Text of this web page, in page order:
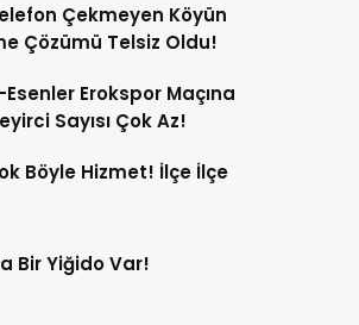
Çekmeyen Köyün
Çözümü Telsiz Oldu!
Erokspor Maçına
Sayısı Çok Az!
Böyle Hizmet! İlçe İlçe
Bir Yiğido Var!